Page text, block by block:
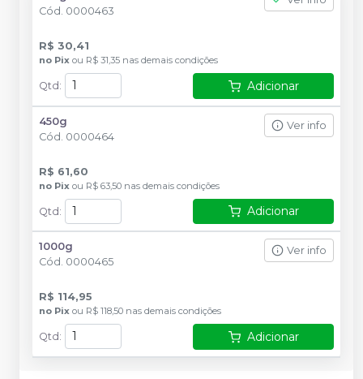
Cód. 0000463
R$ 30,41
no Pix ou R$ 31,35 nas demais condições
Qtd : Adicionar
450g
Cód. 0000464
Ver info
R$ 61,60
no Pix ou R$ 63,50 nas demais condições
Qtd: Adicionar
1000g
Cód. 0000465
Ver info
R$ 114,95
no Pix ou R$ 118,50 nas demais condições
Qtd : Adicionar